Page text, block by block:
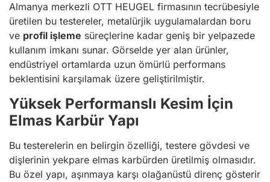
Almanya merkezli OTT HEUGEL firmasının tecrübesiyle
üretilen bu testereler, metalürjik uygulamalardan boru
ve profil işleme süreçlerine kadar geniş bir yelpazede
kullanım imkanı sunar. Görselde yer alan ürünler,
endüstriyel ortamlarda uzun ömürlü performans
beklentisini karşılamak üzere geliştirilmiştir.
Yüksek Performanslı Kesim İçin
Elmas Karbür Yapı
Bu testerelerin en belirgin özelliği, testere gövdesi ve
dişlerinin yekpare elmas karbürden üretilmiş olmasıdır.
Bu özel yapı, aşınmaya karşı olağanüstü direnç gösterir